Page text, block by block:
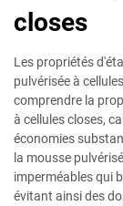
closes
Les propriétés
pulvérisée à
comprendre la
à cellules closes,
économies
la mousse
imperméables qui
évitant ainsi des